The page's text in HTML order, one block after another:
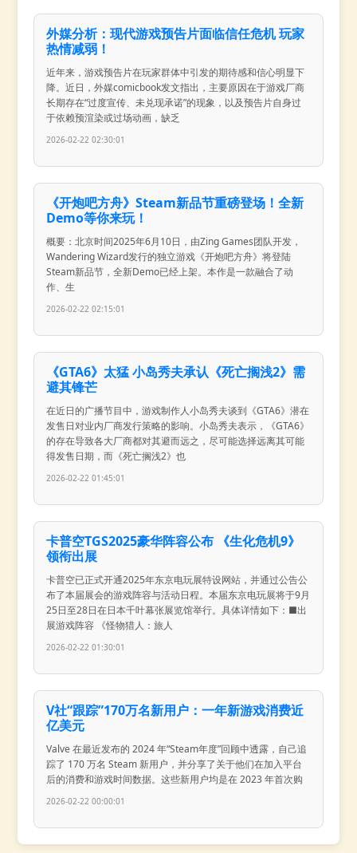
外媒分析：现代游戏预告片面临信任危机 玩家
热情减弱！
近年来，游戏预告片在玩家群体中引发的期待感和信心明显下
降。近日，外媒comicbook发文指出，主要原因在于游戏厂商
长期存在“过度宣传、未兑现承诺”的现象，以及预告片自身过
于依赖预渲染或过场动画，缺乏
2026-02-22 02:30:01
《开炮吧方舟》Steam新品节重磅登场！全新
Demo等你来玩！
概要：北京时间2025年6月10日，由Zing Games团队开发，
Wandering Wizard发行的独立游戏《开炮吧方舟》将登陆
Steam新品节，全新Demo已经上架。本作是一款融合了动
作、生
2026-02-22 02:15:01
《GTA6》太猛 小岛秀夫承认《死亡搁浅2》需
避其锋芒
在近日的广播节目中，游戏制作人小岛秀夫谈到《GTA6》潜在
发售日对业内厂商发行策略的影响。小岛秀夫表示，《GTA6》
的存在导致各大厂商都对其避而远之，尽可能选择远离其可能
得发售日期，而《死亡搁浅2》也
2026-02-22 01:45:01
卡普空TGS2025豪华阵容公布 《生化危机9》
领衔出展
卡普空已正式开通2025年东京电玩展特设网站，并通过公告公
布了本届展会的游戏阵容与活动日程。本届东京电玩展将于9月
25日至28日在日本千叶幕张展览馆举行。具体详情如下：■出
展游戏阵容 《怪物猎人：旅人
2026-02-22 01:30:01
V社“跟踪”170万名新用户：一年新游戏消费近
亿美元
Valve 在最近发布的 2024 年“Steam年度”回顾中透露，自己追
踪了 170 万名 Steam 新用户，并分享了关于他们在加入平台
后的消费和游戏时间数据。这些新用户均是在 2023 年首次购
2026-02-22 00:00:01